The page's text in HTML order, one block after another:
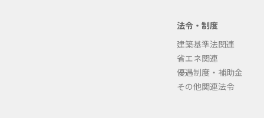
法令・制度
建築基準法関連
省エネ関連
優遇制度・補助金
その他関連法令